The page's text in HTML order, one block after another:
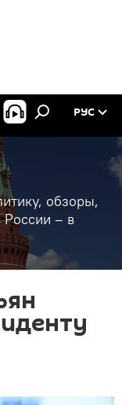
РУС
обзоры,
России – в